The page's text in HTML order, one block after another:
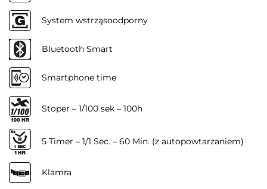
System wstrząsoodporny
Bluetooth Smart
Smartphone time
Stoper – 1/100 sek – 100h
5 Timer – 1/1 Sec. – 60 Min. (z autopowtarzaniem)
Klamra